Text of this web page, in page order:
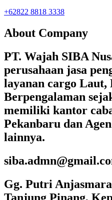
+62822 8818 3338
About Company
PT. Wajah SIBA
perusahaan jasa
layanan cargo Laut,
Berpengalaman
memiliki kantor
Pekanbaru dan
lainnya.
Gg. Putri